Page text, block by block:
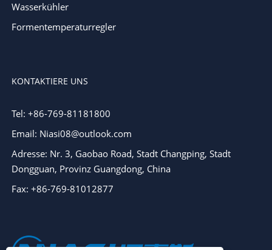
Wasserkühler
Formentemperaturregler
KONTAKTIERE UNS
Tel: +86-769-81181800
Email: Niasi08@outlook.com
Adresse: Nr. 3, Gaobao Road, Stadt Changping, Stadt
Dongguan, Provinz Guangdong, China
Fax: +86-769-81012877